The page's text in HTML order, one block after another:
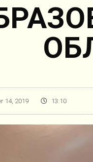
14, 2019 13:10